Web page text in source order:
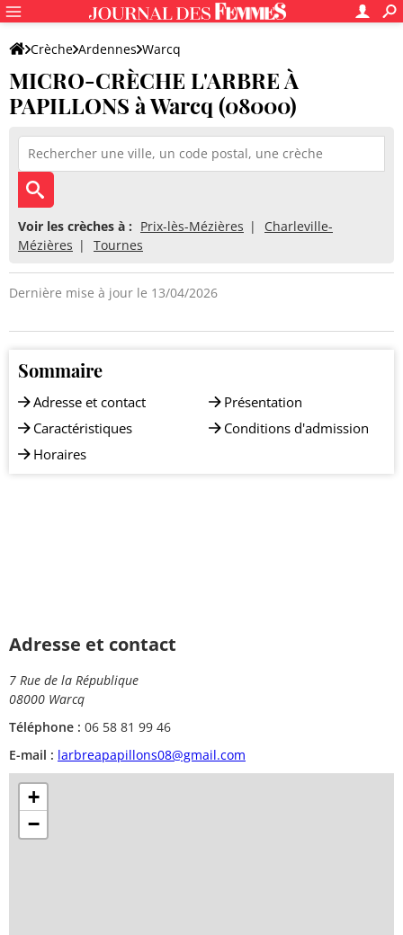
Crèche Ardennes Warcq
MICRO-CRÈCHE L'ARBRE À PAPILLONS
MICRO-CRÈCHE L'ARBRE À
PAPILLONS à Warcq (08000)
Voir les crèches à : Prix-lès-Mézières
Charleville-
Mézières
Tournes
Dernière mise à jour le 13/04/2026
Sommaire
Adresse et contact
Caractéristiques
Horaires
Présentation
Conditions d'admission
Adresse et contact
7 Rue de la République
08000 Warcq
Téléphone : 06 58 81 99 46
E-mail : larbreapapillons08@gmail.com
+
−